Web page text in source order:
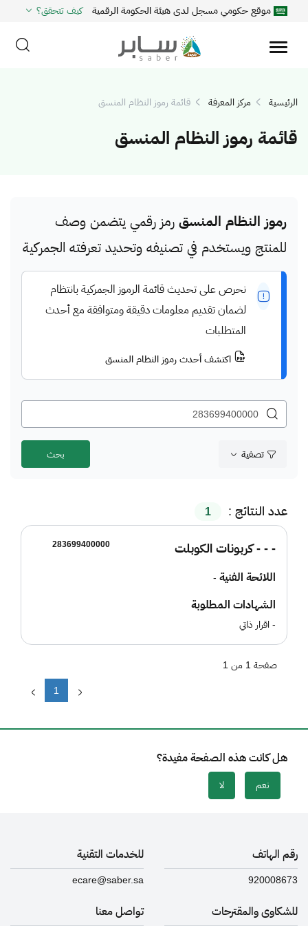
موقع حكومي مسجل لدى هيئة الحكومة الرقمية كيف تتحقق؟
الرئيسية مركز المعرفة قائمة رموز النظام المنسق
قائمة رموز النظام المنسق
رموز النظام المنسق رمز رقمي يتضمن وصف
للمنتج ويستخدم في تصنيفه وتحديد تعرفته الجمركية
نحرص على تحديث قائمة الرموز الجمركية بانتظام
لضمان تقديم معلومات دقيقة ومتوافقة مع أحدث
المتطلبات
اكتشف أحدث رموز النظام المنسق
تصفية
عدد النتائج : 1
283699400000 - - - كربونات الكوبلت
اللائحة الفنية -
الشهادات المطلوبة
- اقرار ذاتي
1
صفحة 1 من 1
هل كانت هذه الصفحة مفيدة؟
نعم لا
رقم الهاتف
920008673
للخدمات التقنية
ecare@saber.sa
للشكاوى والمقترحات تواصل معنا